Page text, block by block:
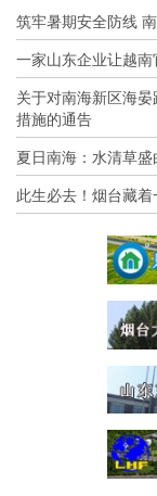
筑牢暑期安全防线
一家山东企业让越
关于对南海新区海
措施的通告
夏日南海：水清草
此生必去！烟台藏